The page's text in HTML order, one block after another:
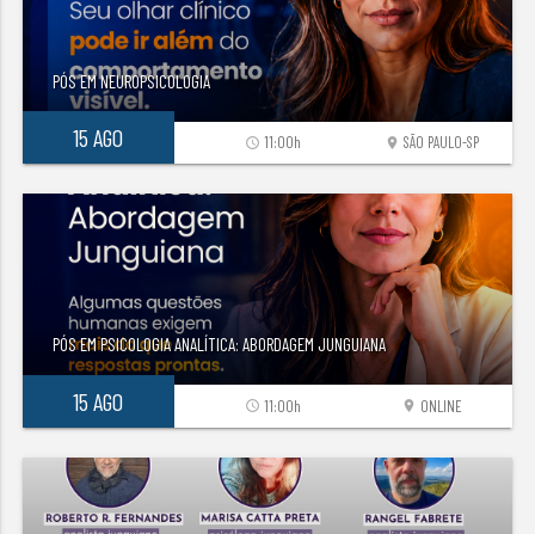
PÓS EM NEUROPSICOLOGIA
15 AGO location_on SÃO PAULO-SP
access_time 11:00h
PÓS EM PSICOLOGIA ANALÍTICA: ABORDAGEM JUNGUIANA
15 AGO location_on ONLINE
access_time 11:00h